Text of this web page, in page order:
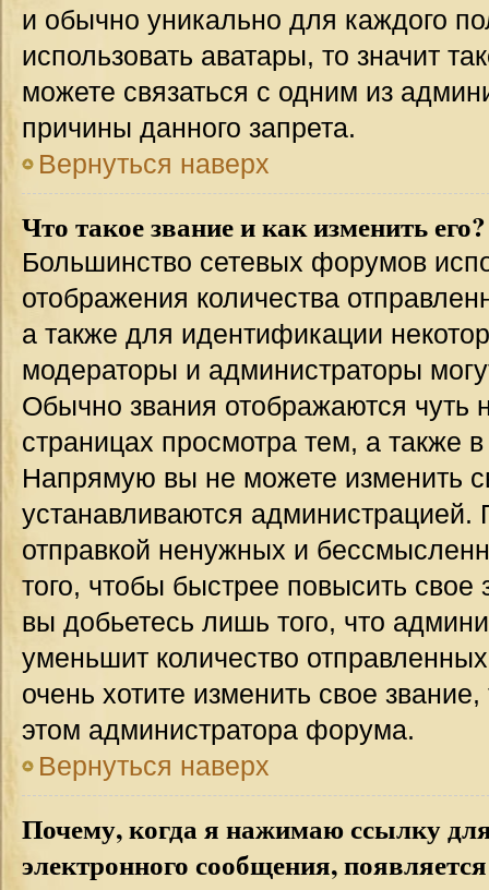
и обычно уникально для каждого
использовать аватары, то значит
можете связаться с одним из
причины данного запрета.
Вернуться наверх
Что такое звание и как изменить его?
Большинство сетевых форумов
отображения количества
а также для идентификации
модераторы и администраторы
Обычно звания отображаются чуть
страницах просмотра тем, а также
Напрямую вы не можете изменить
устанавливаются администрацией.
отправкой ненужных и
того, чтобы быстрее повысить
вы добьетесь лишь того, что
уменьшит количество
очень хотите изменить свое
этом администратора форума.
Вернуться наверх
Почему, когда я нажимаю ссылку
электронного сообщения,